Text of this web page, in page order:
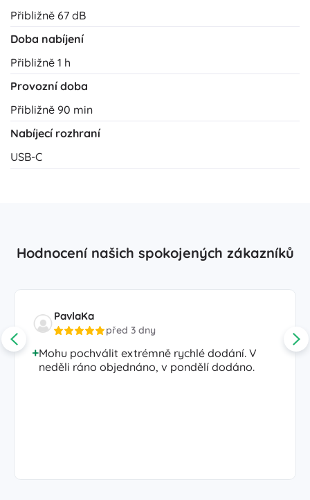
Přibližně 67 dB
Doba nabíjení
Přibližně 1 h
Provozní doba
Přibližně 90 min
Nabíjecí rozhraní
USB-C
Hodnocení našich spokojených zákazníků
PavlaKa
před 3 dny
Mohu pochválit extrémně rychlé dodání. V
neděli ráno objednáno, v pondělí dodáno.